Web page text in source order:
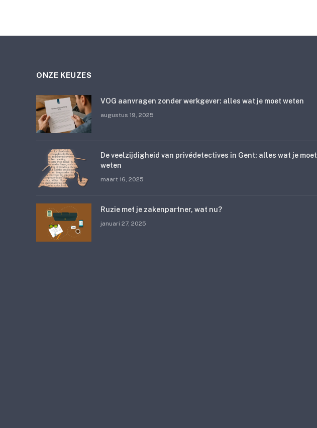
ONZE KEUZES
VOG aanvragen zonder werkgever: alles wat je moet weten
augustus 19, 2025
De veelzijdigheid van privédetectives in Gent: alles wat je moet
weten
maart 16, 2025
Ruzie met je zakenpartner, wat nu?
januari 27, 2025